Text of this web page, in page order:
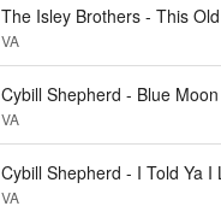
The Isley Brothers - This
VA
Cybill Shepherd - Blue Moon
VA
Cybill Shepherd - I Told Ya I
VA